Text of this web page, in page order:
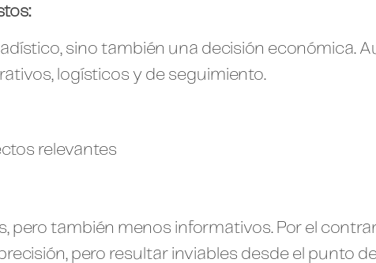
sino también una decisión económica.
logísticos y de seguimiento.
relevantes
también menos informativos. Por el
pero resultar inviables desde el punto